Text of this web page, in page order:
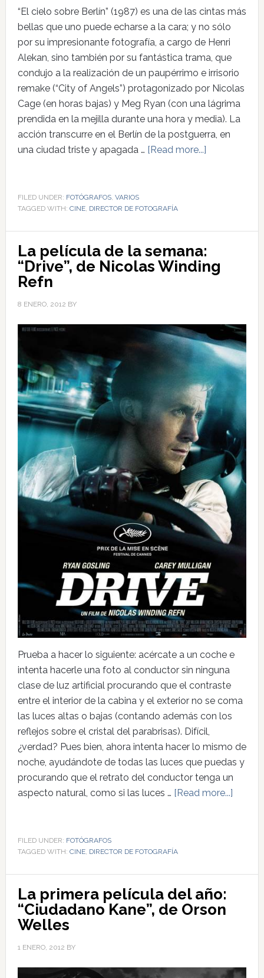
“El cielo sobre Berlín” (1987) es una de las cintas más
bellas que uno puede echarse a la cara; y no sólo
por su impresionante fotografía, a cargo de Henri
Alekan, sino también por su fantástica trama, que
condujo a la realización de un paupérrimo e irrisorio
remake (“City of Angels”) protagonizado por Nicolas
Cage (en horas bajas) y Meg Ryan (con una lágrima
prendida en la mejilla durante una hora y media). La
acción transcurre en el Berlín de la postguerra, en
una ciudad triste y apagada … [Read more...]
FILED UNDER: FOTÓGRAFOS, VARIOS
TAGGED WITH: CINE, DIRECTOR DE FOTOGRAFÍA
La película de la semana:
“Drive”, de Nicolas Winding
Refn
8 ENERO, 2012 BY
Prueba a hacer lo siguiente: acércate a un coche e
intenta hacerle una foto al conductor sin ninguna
clase de luz artificial procurando que el contraste
entre el interior de la cabina y el exterior no se coma
las luces altas o bajas (contando además con los
reflejos sobre el cristal del parabrisas). Difícil,
¿verdad? Pues bien, ahora intenta hacer lo mismo de
noche, ayudándote de todas las luces que puedas y
procurando que el retrato del conductor tenga un
aspecto natural, como si las luces … [Read more...]
FILED UNDER: FOTÓGRAFOS
TAGGED WITH: CINE, DIRECTOR DE FOTOGRAFÍA
La primera película del año:
“Ciudadano Kane”, de Orson
Welles
1 ENERO, 2012 BY